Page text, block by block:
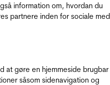
information om, hvordan du
partnere inden for sociale
at gøre en hjemmeside
såsom sidenavigation og